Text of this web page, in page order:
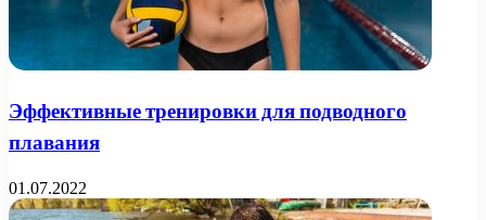
Эффективные тренировки для подводного
плавания
01.07.2022